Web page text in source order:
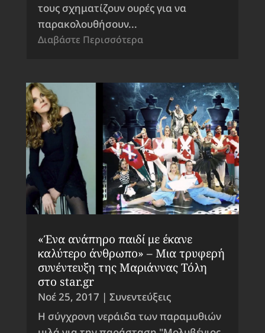
τους σχηματίζουν ουρές για να
παρακολουθήσουν...
Διαβάστε Περισσότερα
«Ένα ανάπηρο παιδί με έκανε
καλύτερο άνθρωπο» – Μια τρυφερή
συνέντευξη της Μαριάννας Τόλη
στο star.gr
Νοέ 25, 2017 | Συνεντεύξεις
Η σύγχρονη νεράιδα των παραμυθιών